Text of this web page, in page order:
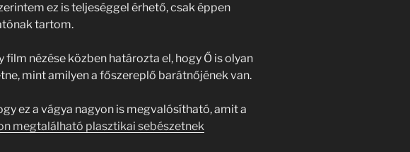
ez is teljeséggel érhető, csak éppen
tartom.
film nézése közben határozta el, hogy Ő is olyan
mint amilyen a főszereplő barátnőjének van.
ez a vágya nagyon is megvalósítható, amit a
megtalálható plasztikai sebészetnek